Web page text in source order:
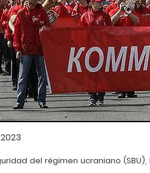
del régimen ucraniano